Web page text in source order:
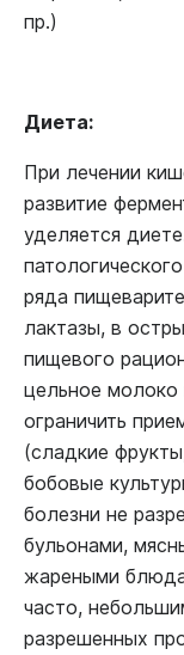
пр.)
Диета:
При лечении
развитие
уделяется
ряда
лактазы, в
пищевого
цельное
ограничить
(сладкие
бобовые
болезни не
бульонами,
жареными
часто,
разрешенных